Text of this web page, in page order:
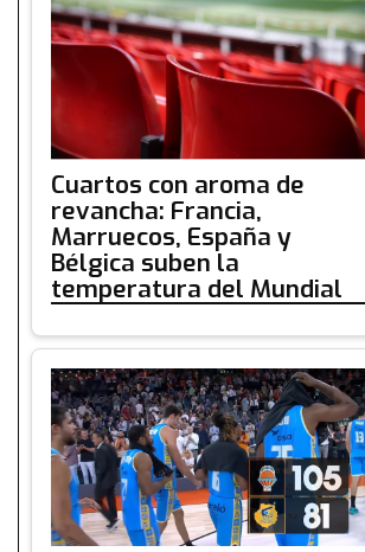
Cuartos con aroma de
revancha: Francia,
Marruecos, España y
Bélgica suben la
temperatura del Mundial